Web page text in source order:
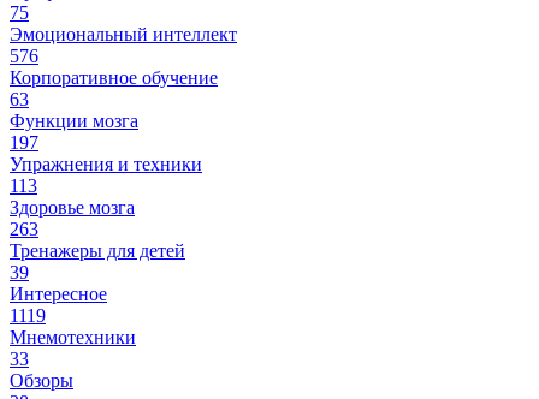
75
Эмоциональный интеллект
576
Корпоративное обучение
63
Функции мозга
197
Упражнения и техники
113
Здоровье мозга
263
Тренажеры для детей
39
Интересное
1119
Мнемотехники
33
Обзоры